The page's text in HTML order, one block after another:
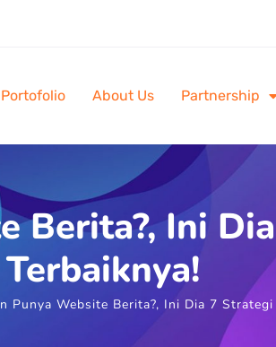
Portofolio About Us Partnership
Berita?, Ini
Terbaiknya!
Punya Website Berita?, Ini Dia 7 Strategi